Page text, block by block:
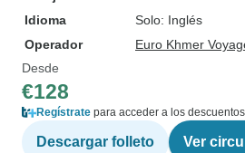
Idioma
Solo: Inglés
Operador
Euro Khmer
Desde
€128
Regístrate para acceder a los descuentos
Descargar folleto Ver